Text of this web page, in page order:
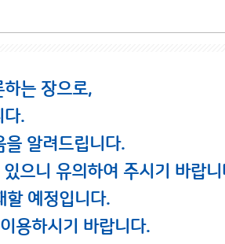
는 장으로,
다.
알려드립니다.
으니 유의하여 주시기 바랍니
할 예정입니다.
용하시기 바랍니다.